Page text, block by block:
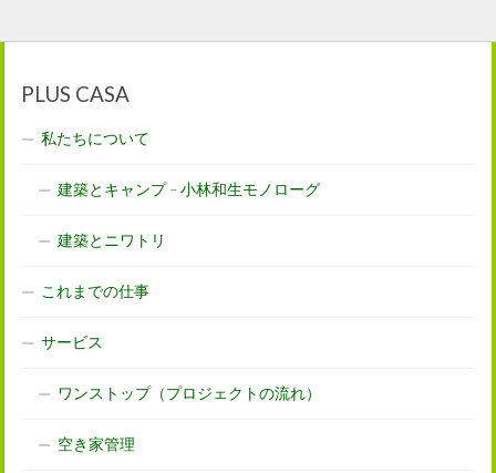
PLUS CASA
私たちについて
建築とキャンプ – 小林和生モノローグ
建築とニワトリ
これまでの仕事
サービス
ワンストップ（プロジェクトの流れ）
空き家管理